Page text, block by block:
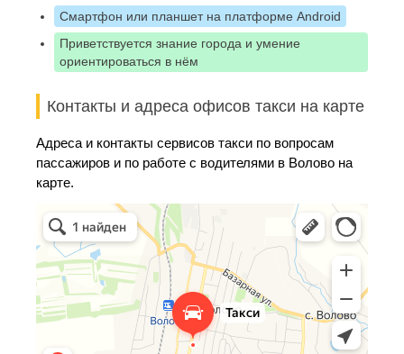
Смартфон или планшет на платформе Android
Приветствуется знание города и умение
ориентироваться в нём
Контакты и адреса офисов такси на карте
Адреса и контакты сервисов такси по вопросам
пассажиров и по работе с водителями в Волово на
карте.